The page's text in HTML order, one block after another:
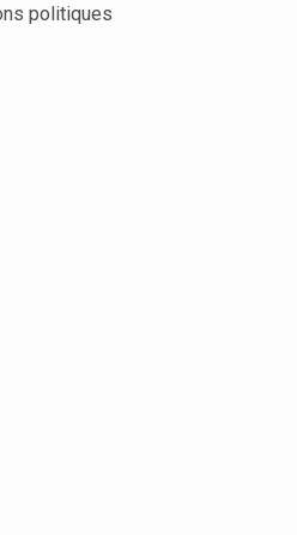
politiques